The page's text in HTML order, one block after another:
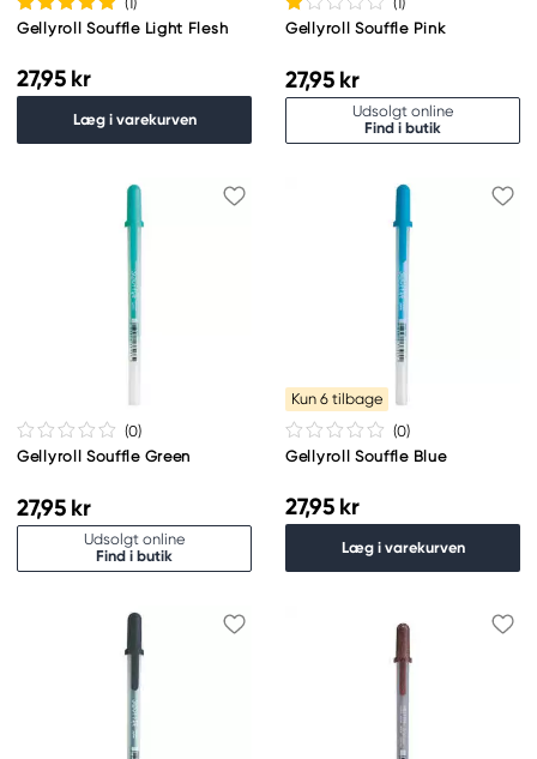
Gellyroll Souffle Light Flesh
27,95 kr
Læg i varekurven
Gellyroll Souffle Pink
27,95 kr
Udsolgt online
Find i butik
(0)
Gellyroll Souffle Green
27,95 kr
Udsolgt online
Find i butik
Kun 6 tilbage
(0)
Gellyroll Souffle Blue
27,95 kr
Læg i varekurven